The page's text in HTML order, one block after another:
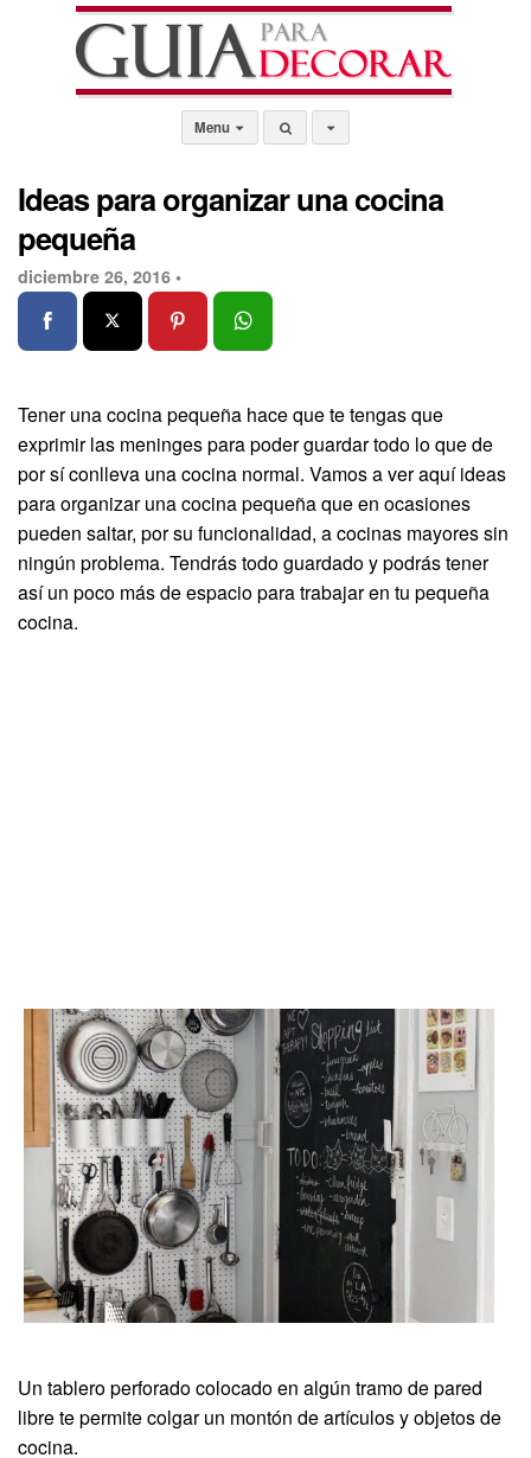
Menu
Ideas para organizar una cocina
pequeña
diciembre 26, 2016 •
Tener una cocina pequeña hace que te tengas que
exprimir las meninges para poder guardar todo lo que de
por sí conlleva una cocina normal. Vamos a ver aquí ideas
para organizar una cocina pequeña que en ocasiones
pueden saltar, por su funcionalidad, a cocinas mayores sin
ningún problema. Tendrás todo guardado y podrás tener
así un poco más de espacio para trabajar en tu pequeña
cocina.
Un tablero perforado colocado en algún tramo de pared
libre te permite colgar un montón de artículos y objetos de
cocina.